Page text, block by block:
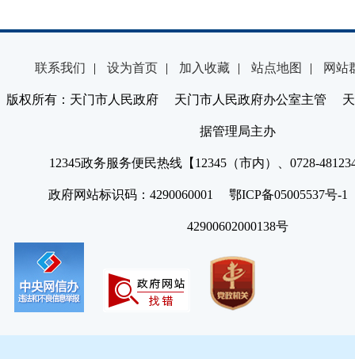
联系我们 | 设为首页 | 加入收藏 | 站点地图 | 网站
版权所有：天门市人民政府 天门市人民政府办公室主管 天
据管理局主办
12345政务服务便民热线【12345（市内）、0728-
政府网站标识码：4290060001 鄂ICP备05005537号
42900602000138号